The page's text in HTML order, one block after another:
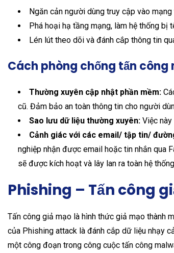
Ngăn cản người dùng truy cập vào mạng
Phá hoại hạ tầng mạng, làm hệ thống bị
Lén lút theo dõi và đánh cắp thông tin
Cách phòng chống tấn công
Thường xuyên cập nhật phần mềm:
cũ. Đảm bảo an toàn thông tin cho người
Sao lưu dữ liệu thường xuyên: Việc
Cảnh giác với các email/ tập tin/
nghiệp nhận được email hoặc tin nhắn qua
sẽ được kích hoạt và lây lan ra toàn hệ
Phishing – Tấn công
Tấn công giả mạo là hình thức giả mạo thành
của Phishing attack là đánh cắp dữ liệu nhạy
một công đoạn trong công cuộc tấn công